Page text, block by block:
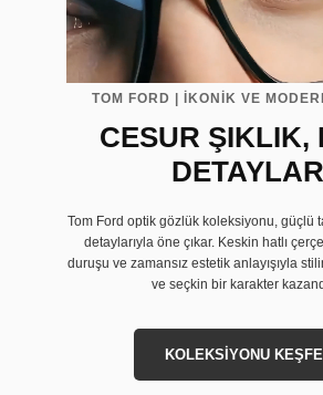
TOM FORD | İKONİK VE
CESUR ŞIKLIK,
DETAYLAR
Tom Ford optik gözlük koleksiyonu, güçlü
detaylarıyla öne çıkar. Keskin hatlı
duruşu ve zamansız estetik anlayışıyla
ve seçkin bir karakter
KOLEKSİYONU